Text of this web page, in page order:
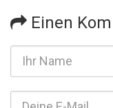
Einen